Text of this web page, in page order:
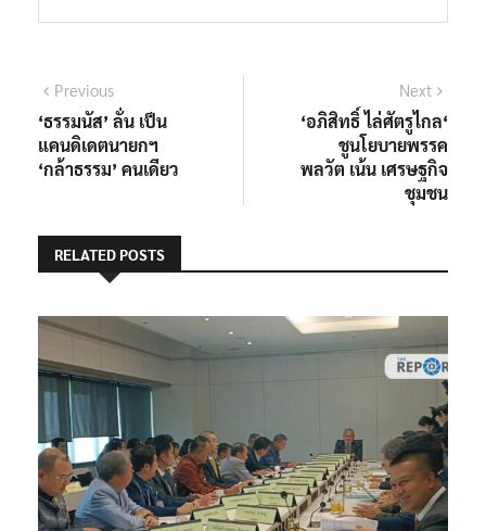
แนะแนว
เรื่อง
PreviousPrevious
post:
‘ธรรมนัส’ ลั่น เป็น
แคนดิเดตนายกฯ
‘กล้าธรรม’ คนเดียว
Next
‘อภิสิทธิ์ ไล่ศัตรูไกล‘
ชูนโยบายพรรค
พลวัต เน้น เศรษฐกิจ
ชุมชน
RELATED POSTS